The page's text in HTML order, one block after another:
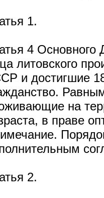
1.
4 Основного
литовского
и достигшие
на
в праве
2.